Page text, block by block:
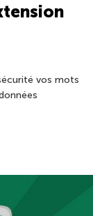
vos mots